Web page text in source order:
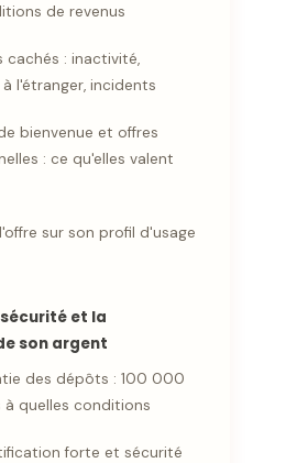
de revenus
cachés : inactivité,
l'étranger, incidents
bienvenue et offres
: ce qu'elles valent
sur son profil d'usage
et la
son argent
des dépôts : 100 000
à quelles conditions
forte et sécurité